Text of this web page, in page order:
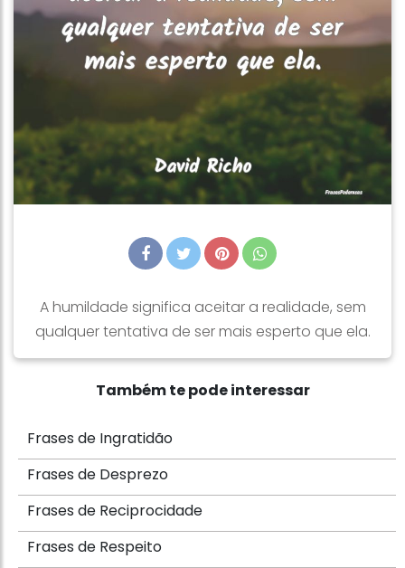
A humildade significa aceitar a realidade, sem
qualquer tentativa de ser mais esperto que ela.
Também te pode interessar
Frases de Ingratidão
Frases de Desprezo
Frases de Reciprocidade
Frases de Respeito